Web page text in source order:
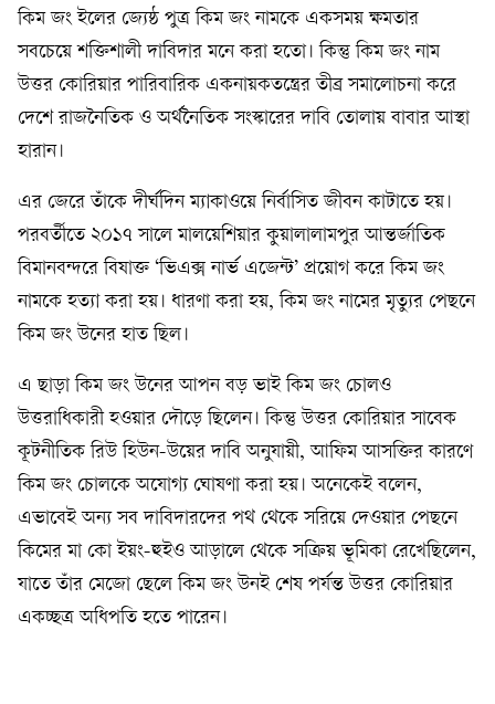
কিম জং ইলের জ্যেষ্ঠ পুত্র কিম জং নামকে একসময় ক্ষমতার
সবচেয়ে শক্তিশালী দাবিদার মনে করা হতো। কিন্তু কিম জং নাম
উত্তর কোরিয়ার পারিবারিক একনায়কতন্ত্রের তীব্র সমালোচনা করে
দেশে রাজনৈতিক ও অর্থনৈতিক সংস্কারের দাবি তোলায় বাবার আস্থা
হারান।
এর জেরে তাঁকে দীর্ঘদিন ম্যাকাওয়ে নির্বাসিত জীবন কাটাতে হয়।
পরবর্তীতে ২০১৭ সালে মালয়েশিয়ার কুয়ালালামপুর আন্তর্জাতিক
বিমানবন্দরে বিষাক্ত ‘ভিএক্স নার্ভ এজেন্ট’ প্রয়োগ করে কিম জং
নামকে হত্যা করা হয়। ধারণা করা হয়, কিম জং নামের মৃত্যুর পেছনে
কিম জং উনের হাত ছিল।
এ ছাড়া কিম জং উনের আপন বড় ভাই কিম জং চোলও
উত্তরাধিকারী হওয়ার দৌড়ে ছিলেন। কিন্তু উত্তর কোরিয়ার সাবেক
কূটনীতিক রিউ হিউন-উয়ের দাবি অনুযায়ী, আফিম আসক্তির কারণে
কিম জং চোলকে অযোগ্য ঘোষণা করা হয়। অনেকেই বলেন,
এভাবেই অন্য সব দাবিদারদের পথ থেকে সরিয়ে দেওয়ার পেছনে
কিমের মা কো ইয়ং-হুইও আড়ালে থেকে সক্রিয় ভূমিকা রেখেছিলেন,
যাতে তাঁর মেজো ছেলে কিম জং উনই শেষ পর্যন্ত উত্তর কোরিয়ার
একচ্ছত্র অধিপতি হতে পারেন।